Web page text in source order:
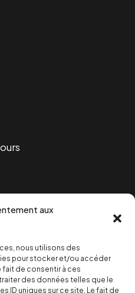
aux
nous utilisons des
pour stocker et/ou accéder
fait de consentir à ces
des données telles que le
ID uniques sur ce site. Le fait de
SOUTENIR